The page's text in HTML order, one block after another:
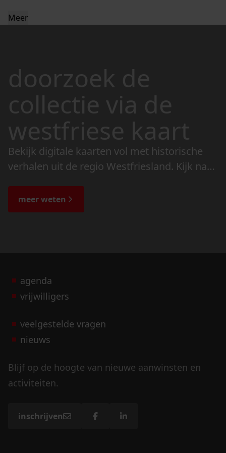
Meer
doorzoek de
collectie via de
westfriese kaart
Bekijk digitale kaarten vol met historische
verhalen uit de regio Westfriesland. Kijk naar
de bijzondere verhalen.
meer weten
agenda
vrijwilligers
veelgestelde vragen
nieuws
Blijf op de hoogte van nieuwe aanwinsten en
activiteiten.
inschrijven